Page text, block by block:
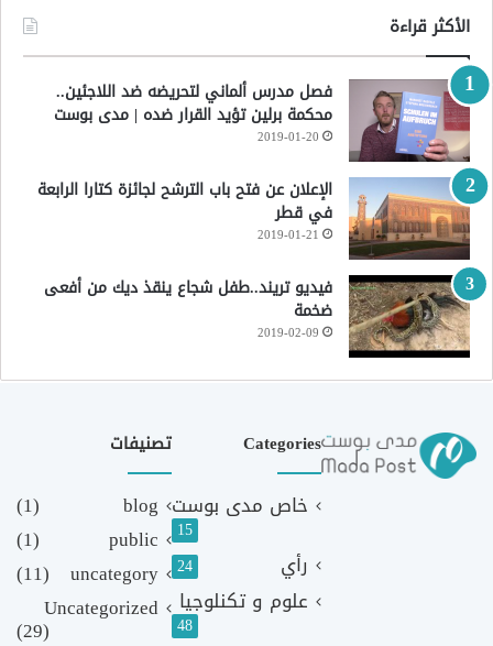
الأكثر قراءة
فصل مدرس ألماني لتحريضه ضد اللاجئين..
محكمة برلين تؤيد القرار ضده | مدى بوست
2019-01-20
الإعلان عن فتح باب الترشح لجائزة كتارا الرابعة
في قطر
2019-01-21
فيديو تريند..طفل شجاع ينقذ ديك من أفعى
ضخمة
2019-02-09
Categories
خاص مدى بوست
15
رأي 24
علوم و تكنلوجيا
48
تصنيفات
blog
(1)
public
(1)
uncategory
(11)
Uncategorized
(29)